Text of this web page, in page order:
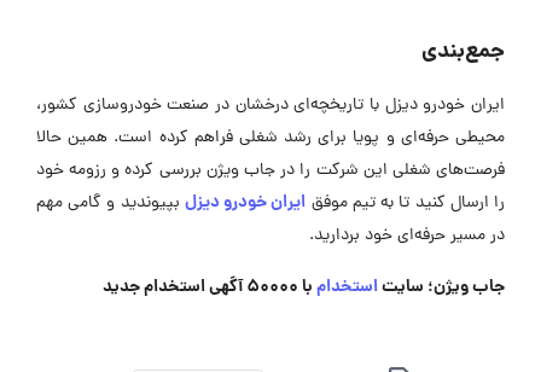
جمع‌بندی
ایران خودرو دیزل با تاریخچه‌ای درخشان در صنعت خودروسازی کشور،
محیطی حرفه‌ای و پویا برای رشد شغلی فراهم کرده است. همین حالا
فرصت‌های شغلی این شرکت را در جاب ویژن بررسی کرده و رزومه خود
را ارسال کنید تا به تیم موفق ایران خودرو دیزل بپیوندید و گامی مهم
در مسیر حرفه‌ای خود بردارید.
جاب ویژن؛ سایتاستخدامبا 50000 آگهی استخدام جدید